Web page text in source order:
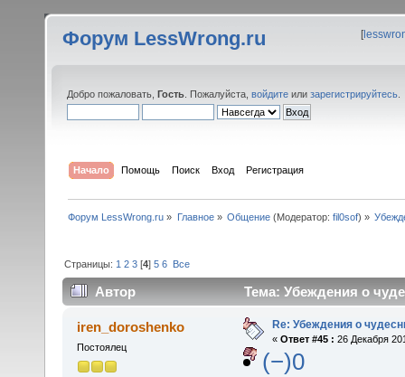
Форум LessWrong.ru [
Добро пожаловать, Гость . Пожалуйста, войдите или зарегистрируйтесь
Начало Помощь Поиск Вход Регистрация
Форум LessWrong.ru » Главное» Общение(Модератор: fil0sof) »
Страницы: 1 2 3 [4]5 6 Все
Автор Тема: Убеждения о
iren_doroshenko
Постоялец
Re: Убеждения о
« Ответ #45 : 26 Декабря
(−)0